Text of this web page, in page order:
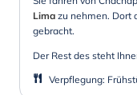
Lima zu nehmen. Dort
gebracht.
Der Rest des steht
Verpflegung: